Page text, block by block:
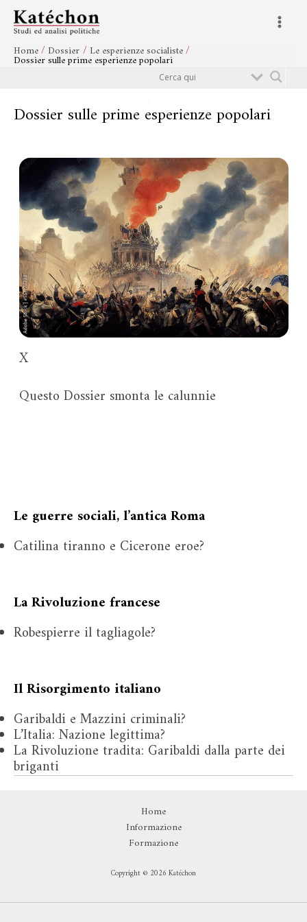
contenuto
Main
Home Dossier Le esperienze socialiste
Dossier sulle prime esperienze popolari
Dossier sulle prime esperienze popolari
X
Questo Dossier smonta le calunnie
Le guerre sociali, l’antica Roma
Catilina tiranno e Cicerone eroe?
La Rivoluzione francese
Robespierre il tagliagole?
Il Risorgimento italiano
Garibaldi e Mazzini criminali?
L’Italia: Nazione legittima?
La Rivoluzione tradita: Garibaldi dalla parte dei
briganti
Navigazione
articoli
Home
Informazione
Formazione
Copyright © 2026 Katéchon